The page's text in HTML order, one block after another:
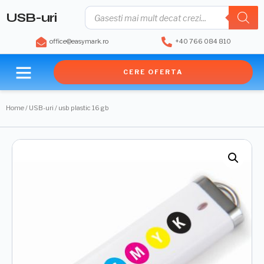
USB-uri
office@easymark.ro +40 766 084 810
CERE OFERTA
Home/ USB-uri / usb plastic 16 gb